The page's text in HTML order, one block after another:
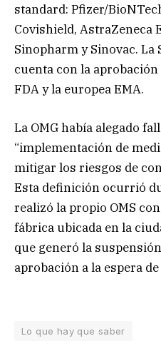
standard: Pfizer/
Covishield, AstraZeneca
Sinopharm y Sinovac. La
cuenta con la
FDA y la europea EMA.
La OMG había alegado
“implementación de
mitigar los riesgos de
Esta definición ocurrió
realizó la propio OMS
fábrica ubicada en la
que generó la
aprobación a la espera
Lo que hay que saber